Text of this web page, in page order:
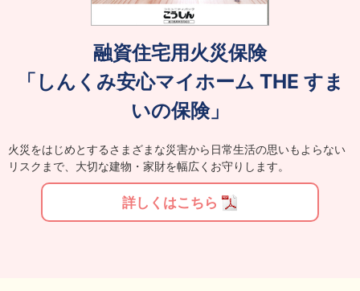
融資住宅用火災保険
「しんくみ安心マイホーム THE すま
いの保険」
火災をはじめとするさまざまな災害から日常生活の思いもよらない
リスクまで、大切な建物・家財を幅広くお守りします。
詳しくはこちら